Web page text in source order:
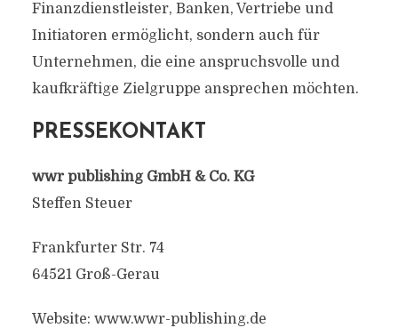
Finanzdienstleister, Banken, Vertriebe und
Initiatoren ermöglicht, sondern auch für
Unternehmen, die eine anspruchsvolle und
kaufkräftige Zielgruppe ansprechen möchten.
PRESSEKONTAKT
wwr publishing GmbH & Co. KG
Steffen Steuer
Frankfurter Str. 74
64521 Groß-Gerau
Website: www.wwr-publishing.de